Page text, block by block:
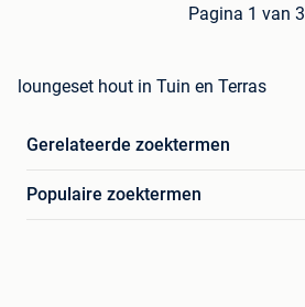
Pagina 1 van 3
loungeset hout in Tuin en Terras
Gerelateerde zoektermen
Populaire zoektermen